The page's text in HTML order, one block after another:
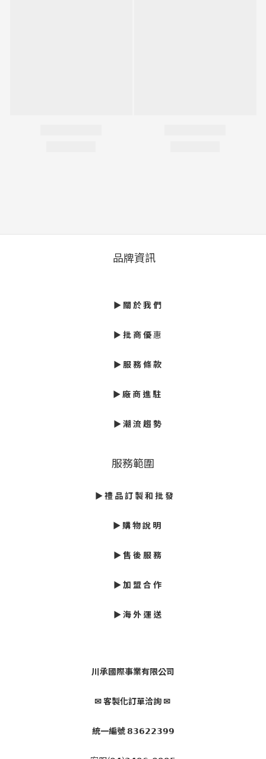
品牌資訊
► 關 於 我 們
► 批 商 優惠
► 服 務 條 款
►廠 商 進 駐
►潮 流 趨 勢
服務範圍
► 禮 品 訂 製 和 批 發
► 購 物 說 明
► 售 後 服 務
► 加 盟 合 作
► 海 外 運 送
川承國際事業有限公司
✉ 客製化訂單洽詢 ✉
統一編號 𝟴𝟯𝟲𝟮𝟮𝟯𝟵𝟵